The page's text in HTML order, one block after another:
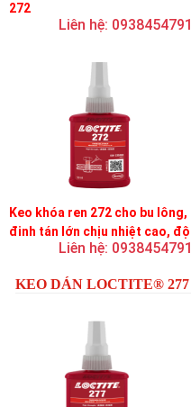
272
Liên hệ: 0938454791
Keo khóa ren 272 cho bu lông,
đinh tán lớn chịu nhiệt cao, độ
bền cao, độ nhớt trung bình
Liên hệ: 0938454791
KEO DÁN LOCTITE® 277